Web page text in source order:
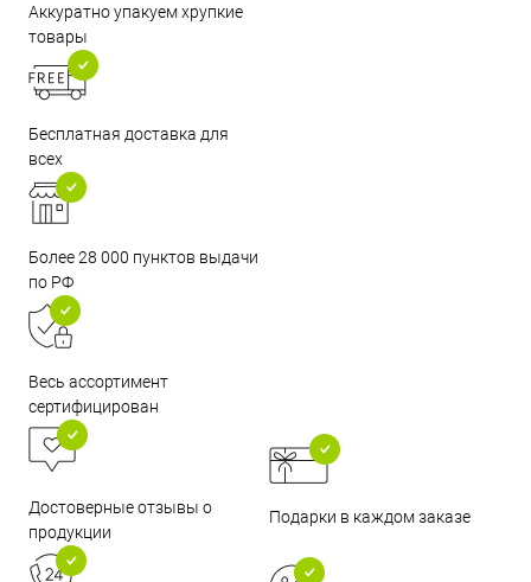
Аккуратно упакуем хрупкие
товары
Бесплатная доставка для
всех
Более 28 000 пунктов выдачи
по РФ
Весь ассортимент
сертифицирован
Достоверные отзывы о
продукции
Подарки в каждом заказе